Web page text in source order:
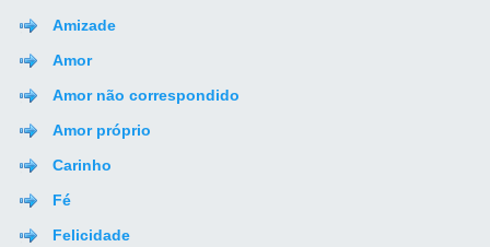
Amizade
Amor
Amor não correspondido
Amor próprio
Carinho
Fé
Felicidade